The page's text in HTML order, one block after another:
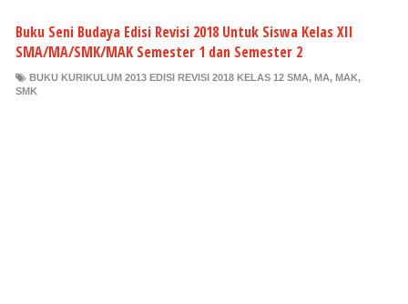
Buku Seni Budaya Edisi Revisi 2018 Untuk Siswa Kelas XII
SMA/MA/SMK/MAK Semester 1 dan Semester 2
BUKU KURIKULUM 2013 EDISI REVISI 2018 KELAS 12 SMA, MA, MAK,
SMK